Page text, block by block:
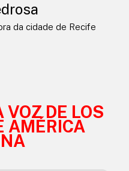
da cidade de Recife
VOZ DE LOS
AMÉRICA